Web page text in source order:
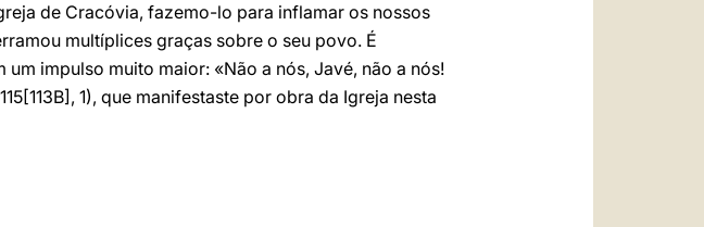
de Cracóvia, fazemo-lo para inflamar os nossos
multíplices graças sobre o seu povo. É
impulso muito maior: «Não a nós, Javé, não a nós!
115[113B], 1), que manifestaste por obra da Igreja nesta